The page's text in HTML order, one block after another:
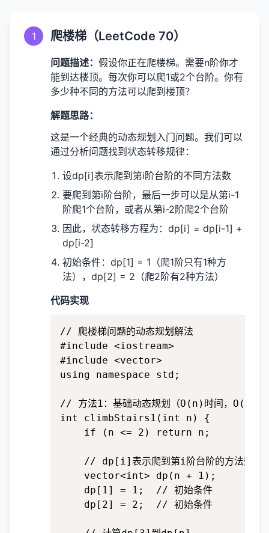
1 爬楼梯（LeetCode 70）
问题描述： 假设你正在爬楼梯。需要n阶你才
能到达楼顶。每次你可以爬1或2个台阶。你有
多少种不同的方法可以爬到楼顶？
解题思路：
这是一个经典的动态规划入门问题。我们可以
通过分析问题找到状态转移规律：
设dp[i]表示爬到第i阶台阶的不同方法数
要爬到第i阶台阶，最后一步可以是从第i-1
阶爬1个台阶，或者从第i-2阶爬2个台阶
因此，状态转移方程为：dp[i] = dp[i-1] +
dp[i-2]
初始条件：dp[1] = 1（爬1阶只有1种方
法），dp[2] = 2（爬2阶有2种方法）
代码实现
// 爬楼梯问题的动态规划解法
#include <iostream>
#include <vector>
using namespace std;
// 方法1：基础动态规划（O(n)时间，O(n)空
int climbStairs1(int n) {
    if (n <= 2) return n;
    // dp[i]表示爬到第i阶台阶的方法数
    vector<int> dp(n + 1);
    dp[1] = 1;  // 初始条件
    dp[2] = 2;  // 初始条件